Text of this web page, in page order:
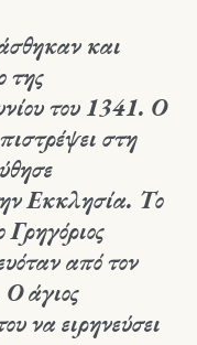
και
της
του 1341. Ο
στη
Εκκλησία. Το
από τον
άγιος
να ειρηνεύσει